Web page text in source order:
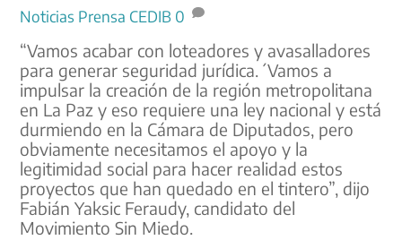
Noticias Prensa CEDIB 0
“Vamos acabar con loteadores y avasalladores
para generar seguridad jurídica.´Vamos a
impulsar la creación de la región metropolitana
en La Paz y eso requiere una ley nacional y está
durmiendo en la Cámara de Diputados, pero
obviamente necesitamos el apoyo y la
legitimidad social para hacer realidad estos
proyectos que han quedado en el tintero”, dijo
Fabián Yaksic Feraudy, candidato del
Movimiento Sin Miedo.